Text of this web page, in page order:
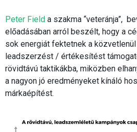
Peter Field a szakma “veteránja”,
előadásában arról beszélt, hogy a
sok energiát fektetnek a közvetlenül
leadszerzést / értékesítést
rövidtávú taktikákba, miközben
a nagyon jó eredményeket kínáló
márkaépítést.